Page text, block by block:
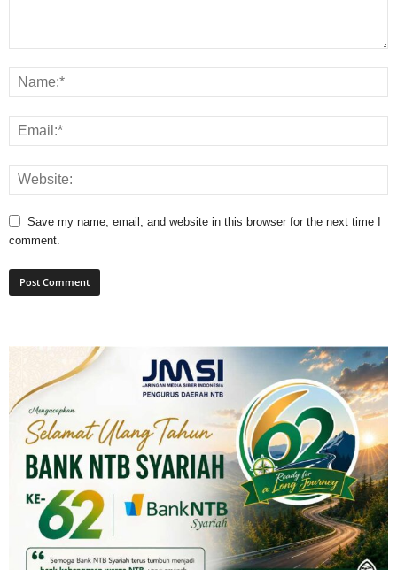
Save my name, email, and website in this browser for the next time I
comment.